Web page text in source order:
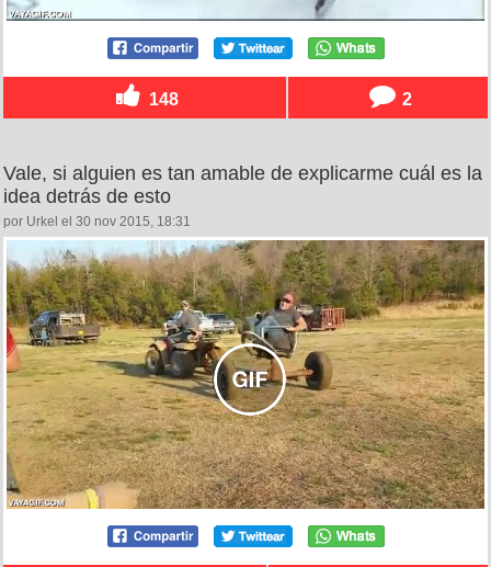
148 2
Vale, si alguien es tan amable de explicarme cuál es la
idea detrás de esto
por Urkel el 30 nov 2015, 18:31